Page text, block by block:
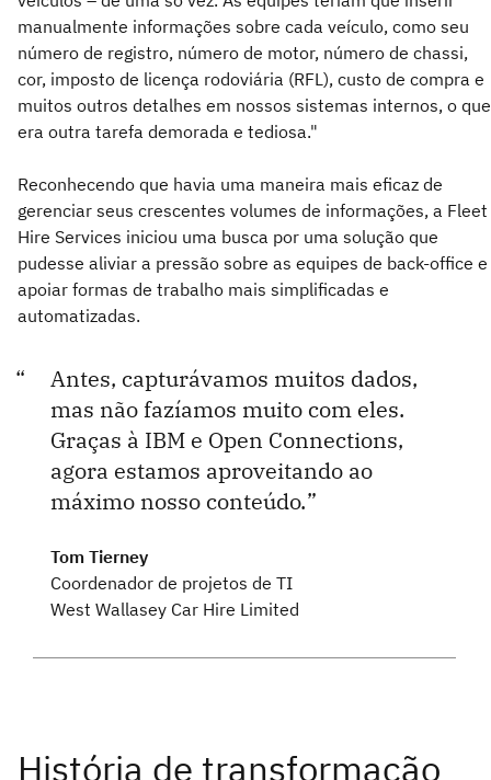
manualmente informações sobre cada veículo, como seu
número de registro, número de motor, número de chassi,
cor, imposto de licença rodoviária (RFL), custo de compra e
muitos outros detalhes em nossos sistemas internos, o que
era outra tarefa demorada e tediosa."
Reconhecendo que havia uma maneira mais eficaz de
gerenciar seus crescentes volumes de informações, a Fleet
Hire Services iniciou uma busca por uma solução que
pudesse aliviar a pressão sobre as equipes de back-office e
apoiar formas de trabalho mais simplificadas e
automatizadas.
Antes, capturávamos muitos dados,
mas não fazíamos muito com eles.
Graças à IBM e Open Connections,
agora estamos aproveitando ao
máximo nosso conteúdo.
Tom Tierney
Coordenador de projetos de TI
West Wallasey Car Hire Limited